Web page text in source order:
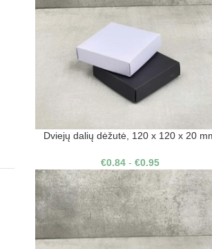
Dviejų dalių dėžutė, 120 x 120 x 20
€0.84- €0.95